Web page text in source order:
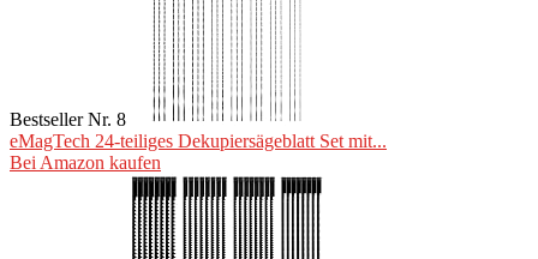
Bestseller Nr. 8
eMagTech 24-teiliges Dekupiersägeblatt Set mit...
Bei Amazon kaufen